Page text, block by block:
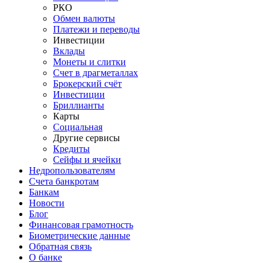
РКО
Обмен валюты
Платежи и переводы
Инвестиции
Вклады
Монеты и слитки
Счет в драгметаллах
Брокерский счёт
Инвестиции
Бриллианты
Карты
Социальная
Другие сервисы
Кредиты
Сейфы и ячейки
Недропользователям
Счета банкротам
Банкам
Новости
Блог
Финансовая грамотность
Биометрические данные
Обратная связь
О банке